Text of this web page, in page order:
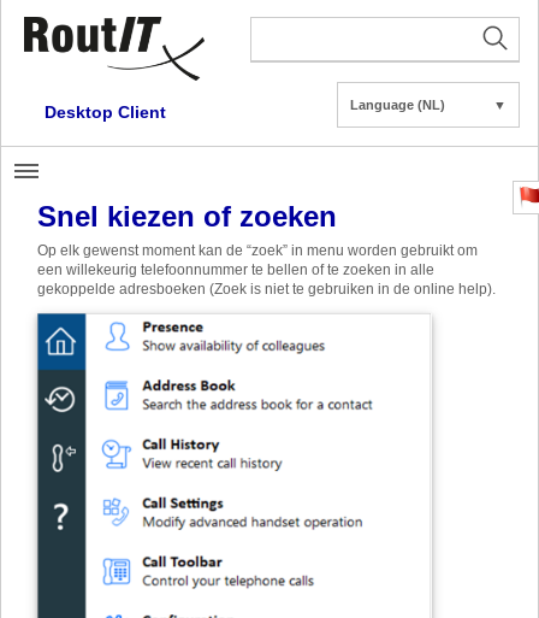
Desktop Client Language (NL) ▼
Snel kiezen of zoeken
Op elk gewenst moment kan de “zoek” in menu worden gebruikt om
een willekeurig telefoonnummer te bellen of te zoeken in alle
gekoppelde adresboeken (Zoek is niet te gebruiken in de online help).